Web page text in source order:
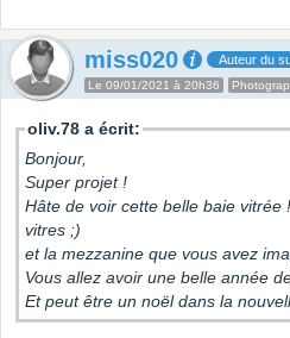
miss020 Auteur du
Le 09/01/2021 à 20h36
oliv.78 a écrit:
Bonjour,
Super projet !
Hâte de voir cette belle baie
vitres ;)
et la mezzanine que vous avez
Vous allez avoir une belle année
Et peut être un noël dans la